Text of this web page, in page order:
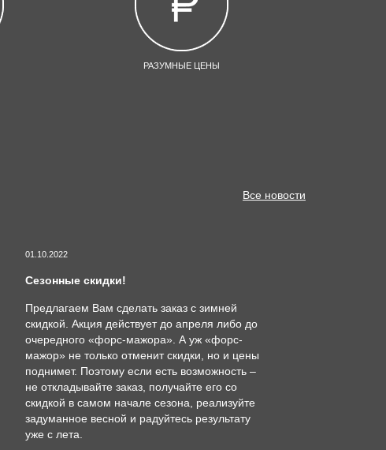
РАЗУМНЫЕ ЦЕНЫ
Все новости
01.10.2022
Сезонные скидки!
Предлагаем Вам сделать заказ с зимней
скидкой. Акция действует до апреля либо до
очередного «форс-мажора». А уж «форс-
мажор» не только отменит скидки, но и цены
поднимет. Поэтому если есть возможность –
не откладывайте заказ, получайте его со
скидкой в самом начале сезона, реализуйте
задуманное весной и радуйтесь результату
уже с лета.